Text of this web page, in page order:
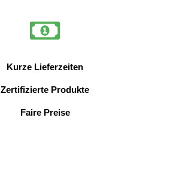
Kurze Lieferzeiten
Zertifizierte Produkte
Faire Preise